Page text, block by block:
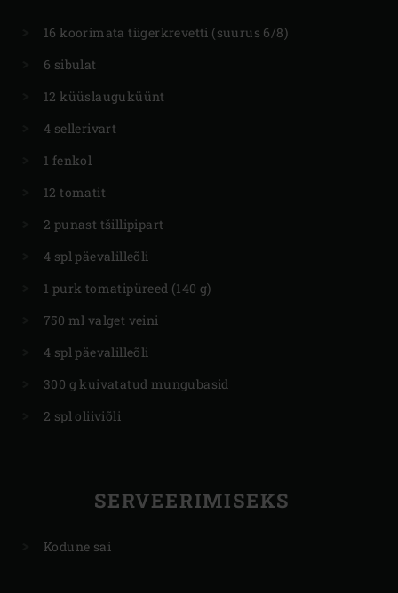
16 koorimata tiigerkrevetti (suurus 6/8)
6 sibulat
12 küüslauguküünt
4 sellerivart
1 fenkol
12 tomatit
2 punast tšillipipart
4 spl päevalilleõli
1 purk tomatipüreed (140 g)
750 ml valget veini
4 spl päevalilleõli
300 g kuivatatud mungubasid
2 spl oliiviõli
SERVEERIMISEKS
Kodune sai